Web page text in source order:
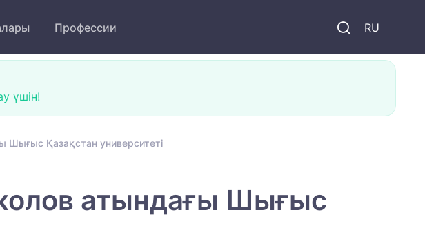
RU
Профессии
үшін!
Шығыс Қазақстан университеті
атындағы Шығыс